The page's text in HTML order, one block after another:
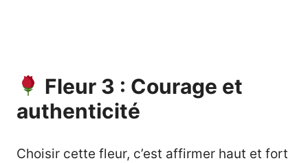
Fleur 3 : Courage et
authenticité
Choisir cette fleur, c’est affirmer haut et fort